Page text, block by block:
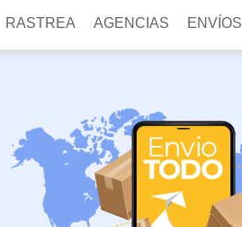
RASTREA AGENCIAS ENVÍOS